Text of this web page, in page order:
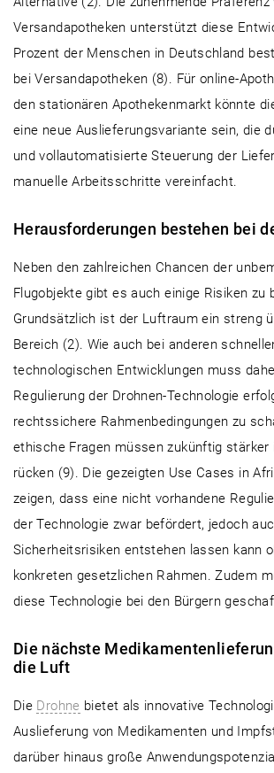
Versandapotheken unterstützt diese
Prozent der Menschen in Deutschland
bei Versandapotheken (8). Für online-
den stationären Apothekenmarkt könnte
eine neue Auslieferungsvariante sein, die
und vollautomatisierte Steuerung der
manuelle Arbeitsschritte vereinfacht.
Herausforderungen bestehen bei
Neben den zahlreichen Chancen der
Flugobjekte gibt es auch einige Risiken zu
Grundsätzlich ist der Luftraum ein streng
Bereich (2). Wie auch bei anderen
technologischen Entwicklungen muss
Regulierung der Drohnen-Technologie
rechtssichere Rahmenbedingungen zu
ethische Fragen müssen zukünftig stärker
rücken (9). Die gezeigten Use Cases in
zeigen, dass eine nicht vorhandene
der Technologie zwar befördert, jedoch
Sicherheitsrisiken entstehen lassen kann
konkreten gesetzlichen Rahmen. Zudem
diese Technologie bei den Bürgern
Die nächste
die Luft
Die Drohne bietet als innovative
Auslieferung von Medikamenten und
darüber hinaus große